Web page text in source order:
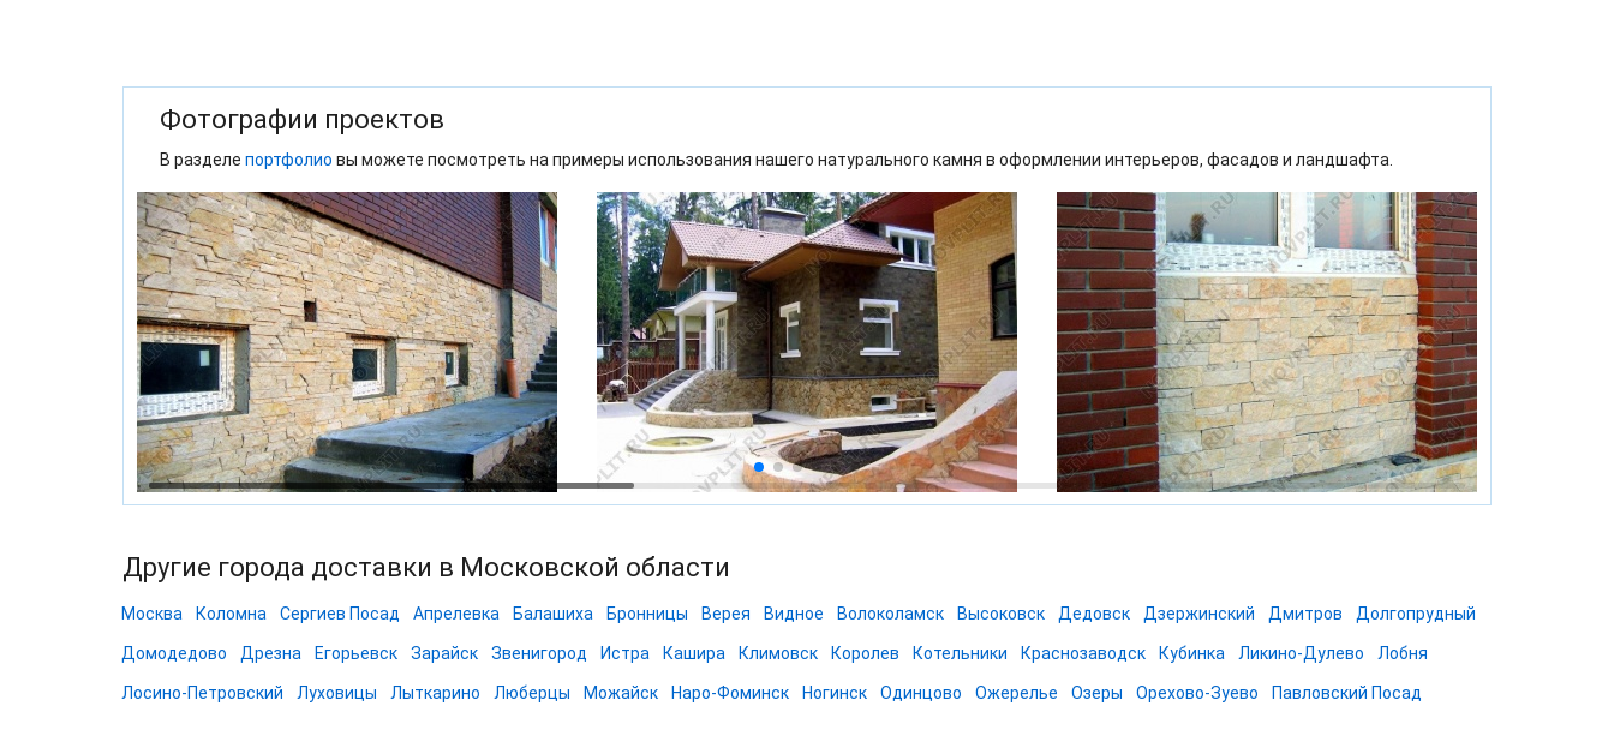
Фотографии проектов
В разделе портфолио вы можете посмотреть на примеры использования нашего натурального камня в оформлении интерьеров, фасадов и ландшафта.
Другие города доставки в Московской области
Москва Коломна Сергиев Посад Апрелевка Балашиха Бронницы Верея Видное Волоколамск Высоковск Дедовск Дзержинский Дмитров Долгопрудный
Домодедово Дрезна Егорьевск Зарайск Звенигород Истра Кашира Климовск Королев Котельники Краснозаводск Кубинка Ликино-Дулево Лобня
Лосино-Петровский Луховицы Лыткарино Люберцы Можайск Наро-Фоминск Ногинск Одинцово Ожерелье Озеры Орехово-Зуево Павловский Посад